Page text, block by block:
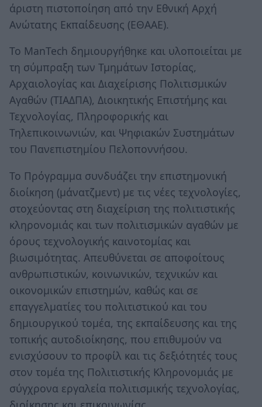
άριστη πιστοποίηση από την Εθνική Αρχή
Ανώτατης Εκπαίδευσης (ΕΘΑΑΕ).
Το ManTech δημιουργήθηκε και υλοποιείται με
τη σύμπραξη των Τμημάτων Ιστορίας,
Αρχαιολογίας και Διαχείρισης Πολιτισμικών
Αγαθών (ΤΙΑΔΠΑ), Διοικητικής Επιστήμης και
Τεχνολογίας, Πληροφορικής και
Τηλεπικοινωνιών, και Ψηφιακών Συστημάτων
του Πανεπιστημίου Πελοποννήσου.
Το Πρόγραμμα συνδυάζει την επιστημονική
διοίκηση (μάνατζμεντ) με τις νέες τεχνολογίες,
στοχεύοντας στη διαχείριση της πολιτιστικής
κληρονομιάς και των πολιτισμικών αγαθών με
όρους τεχνολογικής καινοτομίας και
βιωσιμότητας. Απευθύνεται σε αποφοίτους
ανθρωπιστικών, κοινωνικών, τεχνικών και
οικονομικών επιστημών, καθώς και σε
επαγγελματίες του πολιτιστικού και του
δημιουργικού τομέα, της εκπαίδευσης και της
τοπικής αυτοδιοίκησης, που επιθυμούν να
ενισχύσουν το προφίλ και τις δεξιότητές τους
στον τομέα της Πολιτιστικής Κληρονομιάς με
σύγχρονα εργαλεία πολιτισμικής τεχνολογίας,